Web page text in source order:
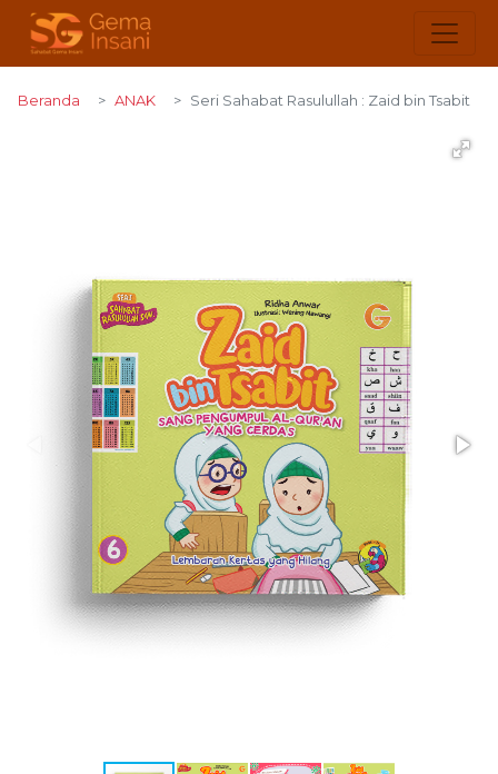
Beranda ANAK Seri Sahabat Rasulullah : Zaid bin Tsabit